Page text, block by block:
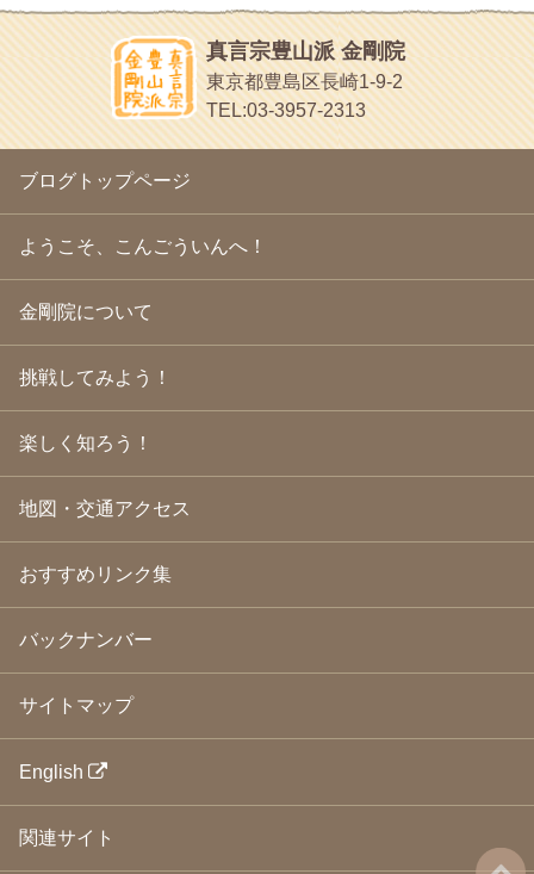
2010年5月(22)
2010年4月(25)
2010年3月(22)
2010年2月
(23)
2010年1月(23)
2009年12月(18)
2009年10月(20)
2009年9月(20)
2009年8月 (18)
2009年7月
(21)
2009年6月(22)
2009年5月(20)
2009年2月(19)
2009年1月(25)
2008年12月 (22)
2008年9月(24)
2008年8月(24)
2008年7月
(23)
2008年6月(23)
2008年5月(21)
2008年4月(22)
2008年1月 (23)
2007年12月(26)
2007年11月
2007年10月
2007年9月(23)
2007年8月
ほうげん日記
放言じゃなくて和尚さんの名前だよ
面白いサイトみつけたよ。
ヘェ～という感じ
chocolab.Air♪DIALY
ラブラドールのワンちゃんがかわいいよ
真言宗豊山派 金剛院
東京都豊島区長崎1-9-2
TEL:03-3957-2313
ブログトップページ
ようこそ、こんごういんへ！
金剛院について
挑戦してみよう！
楽しく知ろう！
地図・交通アクセス
おすすめリンク集
バックナンバー
サイトマップ
English
関連サイト